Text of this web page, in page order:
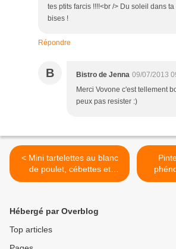
tes ptits farcis !!!!<br /> Du soleil dans
bises !
Répondre
B Bistro de Jenna 09/07/2013
Merci Vovone c'est tellement
peux pas resister :)
< Mini tartelettes au blanc
de poulet, cébettes et
tomates
Hébergé par Overblog
Top articles